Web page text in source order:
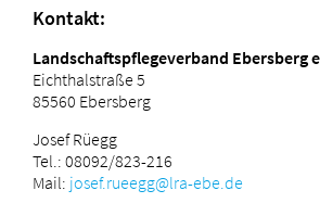
Kontakt:
Landschaftspflegeverband Ebersberg
Eichthalstraße 5
85560 Ebersberg
Josef Rüegg
Tel.: 08092/823-216
Mail: josef.rueegg@lra-ebe.de